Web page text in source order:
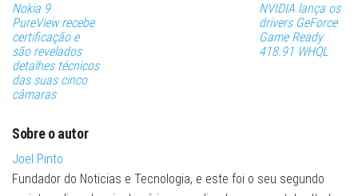
Nokia 9
PureView recebe
certificação e
são revelados
detalhes técnicos
das suas cinco
câmaras
NVIDIA lança os
drivers GeForce
Game Ready
418.91 WHQL
Sobre o autor
Joel Pinto
Fundador do Noticias e Tecnologia, e este foi o seu segundo